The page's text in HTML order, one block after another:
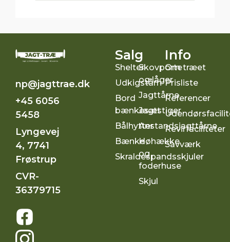
np@jagttrae.dk
+45 6056
5458
Lyngevej
4, 7741
Frøstrup
CVR-
36379715
Salg
Shelter
Udkigstårn
Bord
bænkesæt
Bålhytter
Bænke
Skraldespandsskjuler
Skovporte
og låger
Jagttårne
Jagtstiger
Anstandsjagttårne
Høhække
og
foderhuse
Skjul
Info
Om træet
Prisliste
Referencer
Revirfaciliteter
Savværk